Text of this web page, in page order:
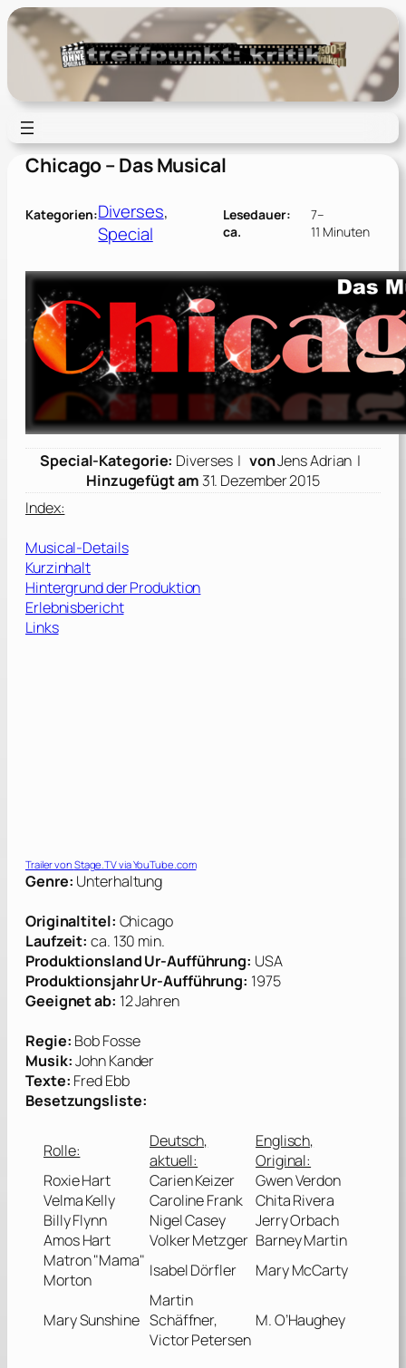
Zum
Inhalt
springen
Chicago – Das Musical
Kategorien:Diverses
Special
Lesedauer:
ca.
7–
11 Minuten
Special-Kategorie: Diverses | vonJens Adrian |
Hinzugefügt am 31. Dezember 2015
Index:
Musical-Details
Kurzinhalt
Hintergrund der Produktion
Erlebnisbericht
Links
Trailer von Stage.TVvia YouTube.com
Genre: Unterhaltung
Originaltitel: Chicago
Laufzeit: ca. 130 min.
Produktionsland Ur-Aufführung: USA
Produktionsjahr Ur-Aufführung: 1975
Geeignet ab: 12 Jahren
Regie: Bob Fosse
Musik:John Kander
Texte: Fred Ebb
Besetzungsliste:
Rolle:
Deutsch,
aktuell:
Englisch,
Original:
Roxie Hart
Carien Keizer
Gwen Verdon
Velma Kelly
Caroline Frank
Chita Rivera
Billy Flynn
Nigel Casey
Jerry Orbach
Amos Hart
Volker Metzger Barney Martin
Matron "Mama"
Morton
Isabel Dörfler Mary McCarty
Mary Sunshine
Martin
Schäffner,
Victor Petersen
M. O’Haughey